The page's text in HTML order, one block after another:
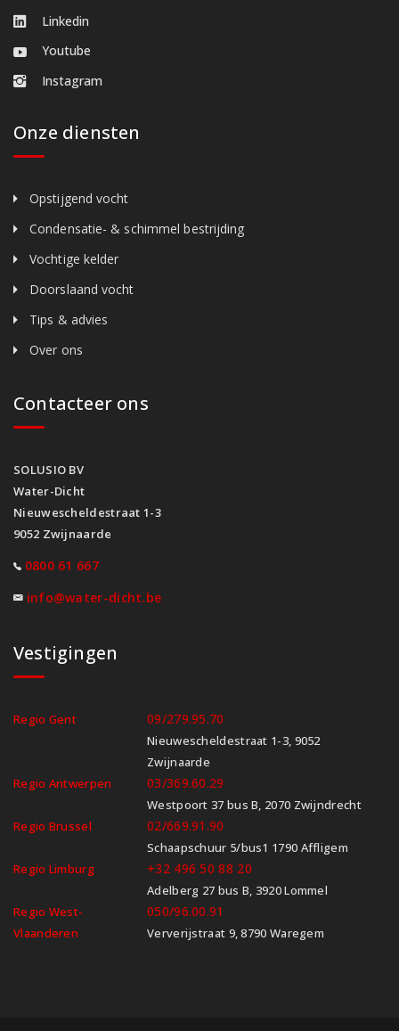
Linkedin
Youtube
Instagram
Onze diensten
Opstijgend vocht
Condensatie- & schimmel bestrijding
Vochtige kelder
Doorslaand vocht
Tips & advies
Over ons
Contacteer ons
SOLUSIO BV
Water-Dicht
Nieuwescheldestraat 1-3
9052 Zwijnaarde
0800 61 667
info@water-dicht.be
Vestigingen
Regio Gent 09/279.95.70
Nieuwescheldestraat 1-3, 9052
Zwijnaarde
Regio Antwerpen
03/369.60.29
Westpoort 37 bus B, 2070 Zwijndrecht
Regio Brussel
02/669.91.90
Schaapschuur 5/bus1 1790 Affligem
Regio Limburg
+32 496 50 88 20
Adelberg 27 bus B, 3920 Lommel
Regio West-
Vlaanderen
050/96.00.91
Ververijstraat 9, 8790 Waregem